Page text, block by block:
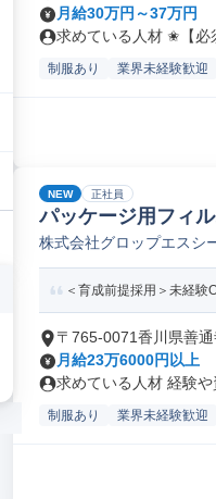
月給30万円～37万円
求めている人材 ✬【必
制服あり 業界未経験歓迎
NEW 正社員
パッケージ用フィ
株式会社グロップエスシ
＜育成前提採用＞未経験
〒765-0071香川県善
月給23万6000円以上
求めている人材 経験
制服あり 業界未経験歓迎